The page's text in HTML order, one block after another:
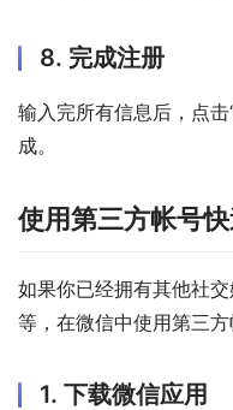
8. 完成注册
输入完所有信息后，点
成。
使用第三方帐号
如果你已经拥有其他社
等，在微信中使用第三方
1. 下载微信应用